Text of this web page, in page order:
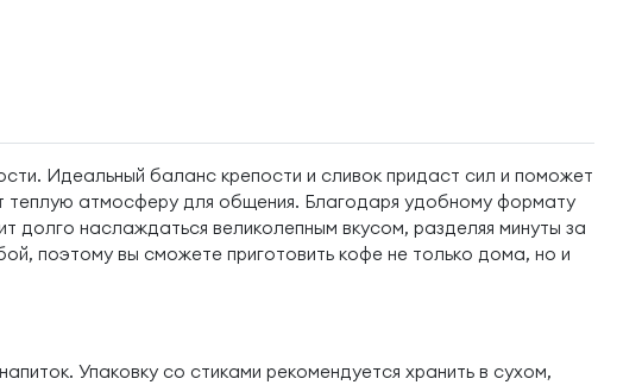
Идеальный баланс крепости и сливок придаст сил и поможет
теплую атмосферу для общения. Благодаря удобному формату
долго наслаждаться великолепным вкусом, разделяя минуты за
поэтому вы сможете приготовить кофе не только дома, но и
Упаковку со стиками рекомендуется хранить в сухом,